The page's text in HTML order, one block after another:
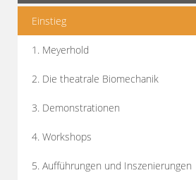
Einstieg
1. Meyerhold
2. Die theatrale Biomechanik
3. Demonstrationen
4. Workshops
5. Aufführungen und Inszenierungen